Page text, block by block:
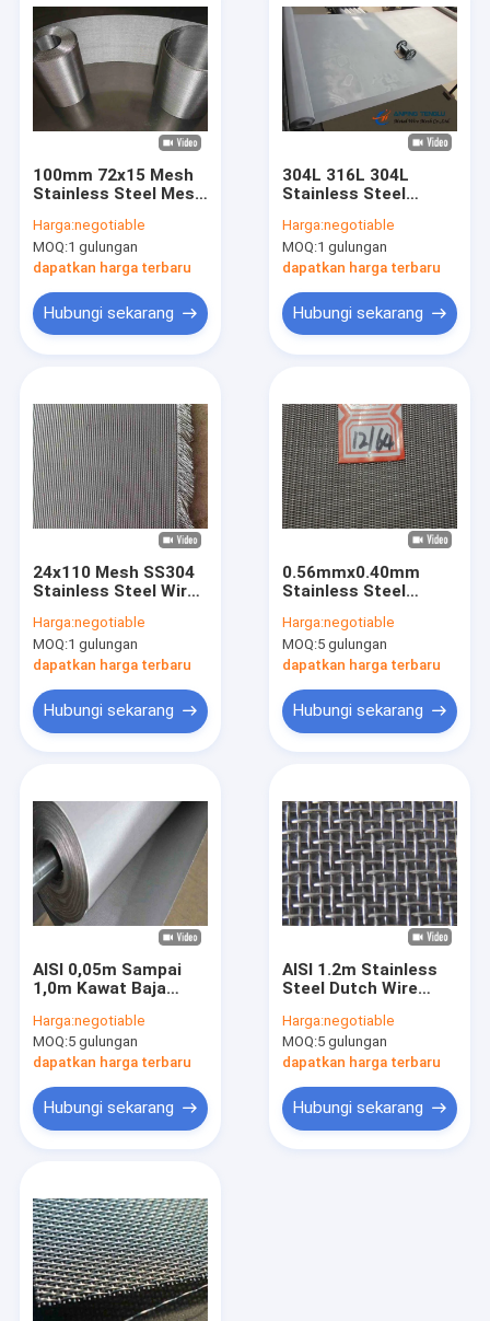
Produk
Tentang kami
Tur Pabrik
Permintaan Penawaran
SS Welded Wire Mesh
ss anyaman wire mesh
Wire Mesh Belanda Stainless Steel
Stainless Steel Berkerut Wire Mesh
Wire Mesh Rajutan Stainless Steel
mesh layar keamanan stainless steel
Kumparan Kawat Baja Tahan Karat
Jaring Kawat Anyaman Logam
Filter Jaring Kawat
Sabuk Konveyor Kawat
100mm 72x15 Mesh
Stainless Steel Mesh
Weave
Harga:negotiable
MOQ:1 gulungan
dapatkan harga terbaru
Hubungi sekarang
304L 316L 304L
Stainless Steel
50um Aperture
Harga:negotiable
MOQ:1 gulungan
dapatkan harga terbaru
Hubungi sekarang
24x110 Mesh SS304
Stainless Steel Wire
0.35mmx0.25mm
Harga:negotiable
MOQ:1 gulungan
dapatkan harga terbaru
Hubungi sekarang
0.56mmx0.40mm
Stainless Steel
12x64 Mesh
Harga:negotiable
MOQ:5 gulungan
dapatkan harga terbaru
Hubungi sekarang
AISI 0,05m Sampai
1,0m Kawat Baja
72x15 Mesh
Harga:negotiable
MOQ:5 gulungan
dapatkan harga terbaru
Hubungi sekarang
AISI 1.2m Stainless
Steel Dutch Wire
Weaving 904L
Harga:negotiable
MOQ:5 gulungan
dapatkan harga terbaru
Hubungi sekarang